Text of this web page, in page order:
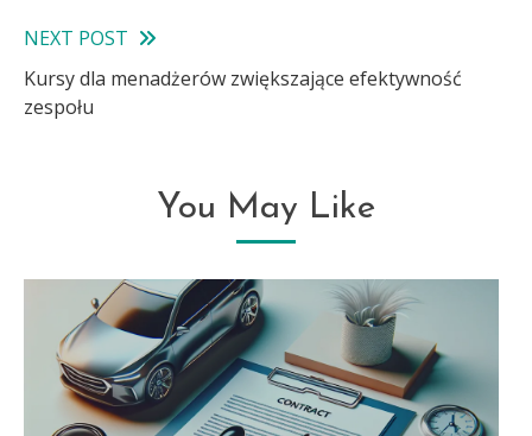
NEXT POST
Kursy dla menadżerów zwiększające efektywność
zespołu
You May Like